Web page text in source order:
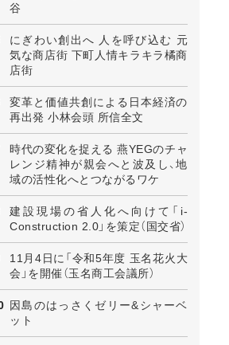
谷
にぎわい創出へ 人を呼び込む 元
気な商店街 下町人情キラキラ橘商
店街
変革と価値共創による日本経済の
再出発 小林会頭 所信全文
時代の変化を捉える 燕YEGのチャ
レンジ精神が親会へと波及し、地
域の活性化へとつながるワケ
建設現場の省人化へ向けて「i-
Construction 2.0」を策定（国交省）
11月4日に「令和5年度 玉名花火大
会」を開催（玉名商工会議所）
因島のはっさくゼリー&シャーベ
ット